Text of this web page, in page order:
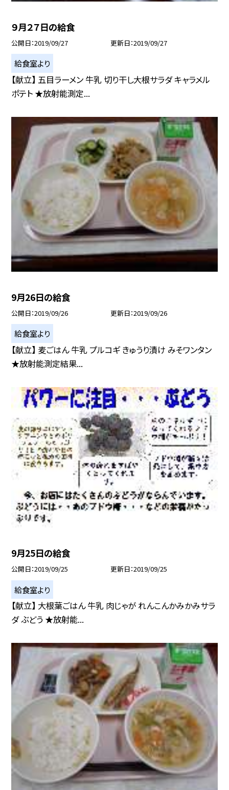
９月２７日の給食
公開日 2019/09/27 更新日 2019/09/27
給食室より
【献立】 五目ラーメン 牛乳 切り干し大根サラダ キャラメル
ポテト ★放射能測定...
9月26日の給食
公開日 2019/09/26 更新日 2019/09/26
給食室より
【献立】 麦ごはん 牛乳 プルコギ きゅうり漬け みそワンタン
★放射能測定結果...
9月25日の給食
公開日 2019/09/25 更新日 2019/09/25
給食室より
【献立】 大根葉ごはん 牛乳 肉じゃが れんこんかみかみサラ
ダ ぶどう ★放射能...